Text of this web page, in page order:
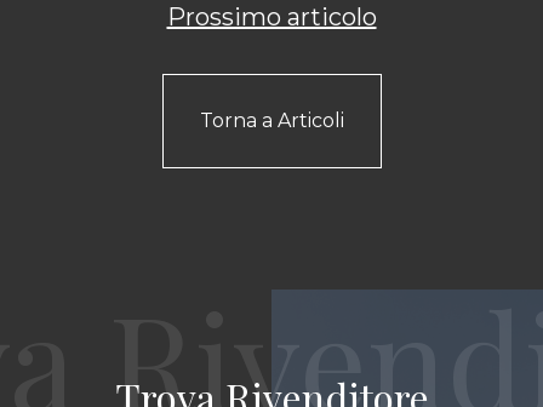
Torna a Articoli
Prossimo articolo
Trova Rivenditore